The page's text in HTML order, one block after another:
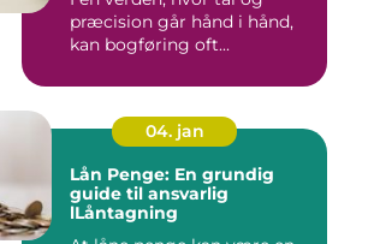
præcision går hånd i hånd,
kan bogføring oft...
04. jan
Lån Penge: En grundig
guide til ansvarlig
lLåntagning